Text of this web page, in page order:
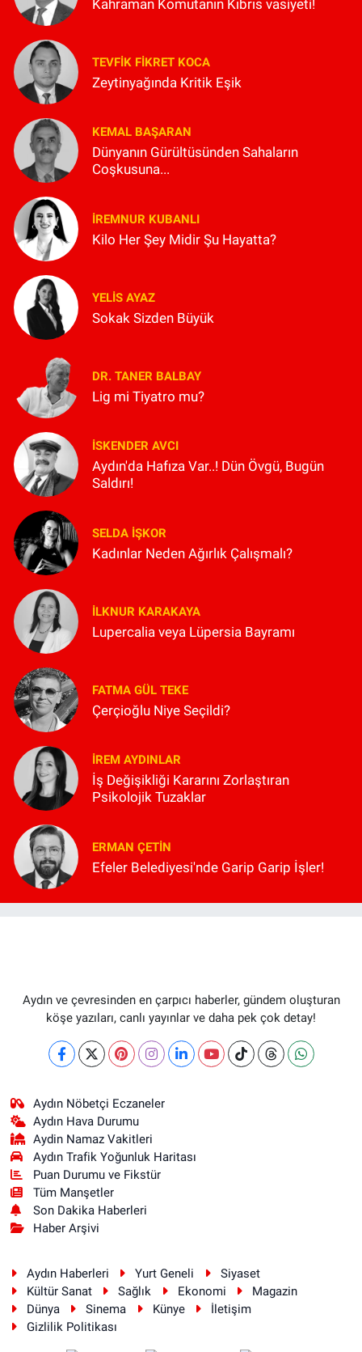
Kahraman Komutanın Kıbrıs vasiyeti!
TEVFIK FIKRET KOCA
Zeytinyağında Kritik Eşik
KEMAL BAŞARAN
Dünyanın Gürültüsünden Sahaların
Coşkusuna...
İREMNUR KUBANLI
Kilo Her Şey Midir Şu Hayatta?
YELIS AYAZ
Sokak Sizden Büyük
DR. TANER BALBAY
Lig mi Tiyatro mu?
İSKENDER AVCI
Aydın'da Hafıza Var..! Dün Övgü, Bugün
Saldırı!
SELDA İŞKOR
Kadınlar Neden Ağırlık Çalışmalı?
İLKNUR KARAKAYA
Lupercalia veya Lüpersia Bayramı
FATMA GÜL TEKE
Çerçioğlu Niye Seçildi?
İREM AYDINLAR
İş Değişikliği Kararını Zorlaştıran
Psikolojik Tuzaklar
ERMAN ÇETIN
Efeler Belediyesi'nde Garip Garip İşler!
Aydın ve çevresinden en çarpıcı haberler, gündem oluşturan
köşe yazıları, canlı yayınlar ve daha pek çok detay!
Aydın Nöbetçi Eczaneler
Aydın Hava Durumu
Aydin Namaz Vakitleri
Aydın Trafik Yoğunluk Haritası
Puan Durumu ve Fikstür
Tüm Manşetler
Son Dakika Haberleri
Haber Arşivi
Aydın Haberleri Yurt Geneli
Siyaset
Kültür Sanat
Sağlık Ekonomi
Magazin
Dünya
Sinema Künye
İletişim
Gizlilik Politikası